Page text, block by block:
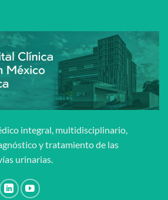
integral, multidisciplinario,
y tratamiento de las
urinarias.